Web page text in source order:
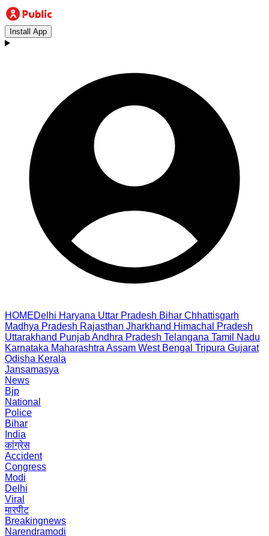
Install App
HOMEDelhi Haryana Uttar Pradesh Bihar Chhattisgarh
Madhya Pradesh Rajasthan Jharkhand Himachal Pradesh
Uttarakhand PunjabAndhra Pradesh Telangana Tamil Nadu
Karnataka Maharashtra Assam West Bengal Tripura Gujarat
Odisha Kerala
Jansamasya
News
Bjp
National
Police
Bihar
India
कांग्रेस
Accident
Congress
Modi
Delhi
Viral
मारपीट
Breakingnews
Narendramodi